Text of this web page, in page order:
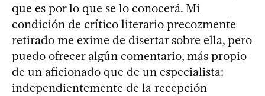
que es por lo que se lo conocerá. Mi
condición de crítico literario precozmente
retirado me exime de disertar sobre ella, pero
puedo ofrecer algún comentario, más propio
de un aficionado que de un especialista:
independientemente de la recepción